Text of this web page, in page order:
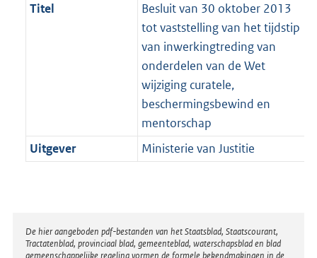
Titel
Besluit van 30 oktober 2013
tot vaststelling van het tijdstip
van inwerkingtreding van
onderdelen van de Wet
wijziging curatele,
beschermingsbewind en
mentorschap
Uitgever
Ministerie van Justitie
Disclaimer
De hier aangeboden pdf-bestanden van het Staatsblad, Staatscourant,
Tractatenblad, provinciaal blad, gemeenteblad, waterschapsblad en blad
gemeenschappelijke regeling vormen de formele bekendmakingen in de